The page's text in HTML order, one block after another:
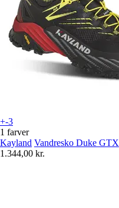
+-3
1 farver
Kayland Vandresko Duke GTX
1.344,00 kr.